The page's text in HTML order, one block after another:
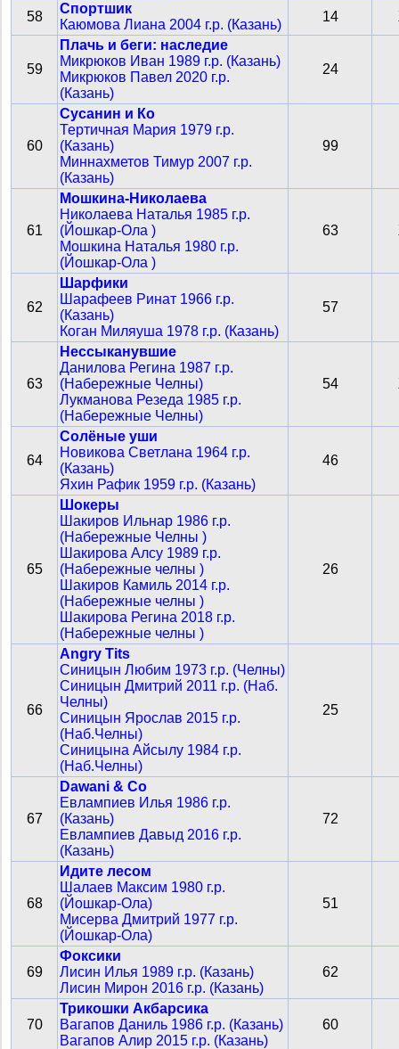
58
Спортшик
Каюмова Лиана 2004 г.р. (Казань)
14
59
Плачь и беги: наследие
Микрюков Иван 1989 г.р. (Казань)
Микрюков Павел 2020 г.р.
(Казань)
24
60
Сусанин и Ко
Тертичная Мария 1979 г.р.
(Казань)
Миннахметов Тимур 2007 г.р.
(Казань)
99
61
Мошкина-Николаева
Николаева Наталья 1985 г.р.
(Йошкар-Ола )
Мошкина Наталья 1980 г.р.
(Йошкар-Ола )
63
62
Шарфики
Шарафеев Ринат 1966 г.р.
(Казань)
Коган Миляуша 1978 г.р. (Казань)
57
63
Нессыканувшие
Данилова Регина 1987 г.р.
(Набережные Челны)
Лукманова Резеда 1985 г.р.
(Набережные Челны)
54
64
Солёные уши
Новикова Светлана 1964 г.р.
(Казань)
Яхин Рафик 1959 г.р. (Казань)
46
65
Шокеры
Шакиров Ильнар 1986 г.р.
(Набережные Челны )
Шакирова Алсу 1989 г.р.
(Набережные челны )
Шакиров Камиль 2014 г.р.
(Набережные челны )
Шакирова Регина 2018 г.р.
(Набережные челны )
26
66
Angry Tits
Синицын Любим 1973 г.р. (Челны)
Синицын Дмитрий 2011 г.р. (Наб.
Челны)
Синицын Ярослав 2015 г.р.
(Наб.Челны)
Синицына Айсылу 1984 г.р.
(Наб.Челны)
25
67
Dawani & Co
Евлампиев Илья 1986 г.р.
(Казань)
Евлампиев Давыд 2016 г.р.
(Казань)
72
68
Идите лесом
Шалаев Максим 1980 г.р.
(Йошкар-Ола)
Мисерва Дмитрий 1977 г.р.
(Йошкар-Ола)
51
69
Фоксики
Лисин Илья 1989 г.р. (Казань)
Лисин Мирон 2016 г.р. (Казань)
62
70
Трикошки Акбарсика
Вагапов Даниль 1986 г.р. (Казань)
Вагапов Алир 2015 г.р. (Казань)
60